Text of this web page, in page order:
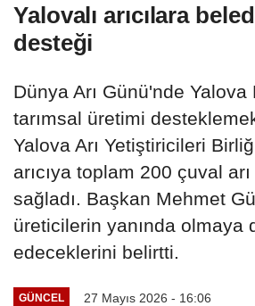
Yalovalı arıcılara
desteği
Dünya Arı Günü'nde Yalova
tarımsal üretimi
Yalova Arı Yetiştiricileri
arıcıya toplam 200 çuval
sağladı. Başkan Mehmet
üreticilerin yanında olmaya
edeceklerini belirtti.
GÜNCEL 27 Mayıs 2026 - 16:06